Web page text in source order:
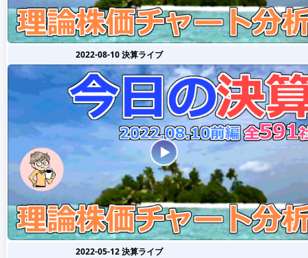
2022-08-10 決算ライブ
2022-05-12 決算ライブ